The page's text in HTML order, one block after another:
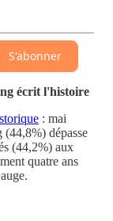
S'abonner
écrit l'histoire
: mai
(44,8%) dépasse
(44,2%) aux
quatre ans